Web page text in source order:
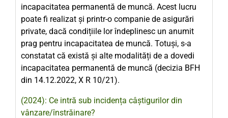
incapacitatea permanentă de muncă. Acest lucru
poate fi realizat și printr-o companie de asigurări
private, dacă condițiile lor îndeplinesc un anumit
prag pentru incapacitatea de muncă. Totuși, s-a
constatat că există și alte modalități de a dovedi
incapacitatea permanentă de muncă (decizia BFH
din 14.12.2022, X R 10/21).
(2024): Ce intră sub incidența câștigurilor din
vânzare/înstrăinare?